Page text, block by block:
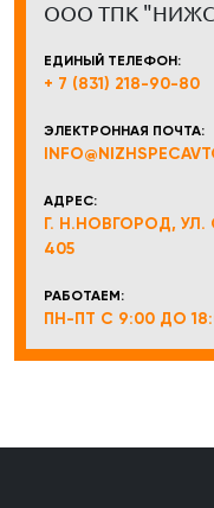
ООО ТПК
ЕДИНЫЙ ТЕЛЕФОН:
+ 7 (831) 218-90-80
ЭЛЕКТРОННАЯ ПОЧТА:
АДРЕС:
Г. Н.НОВГОРОД,
405
РАБОТАЕМ:
ПН-ПТ С 9:00 ДО